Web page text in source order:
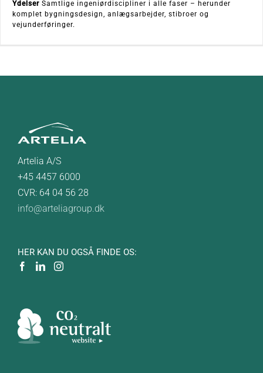
Ydelser Samtlige ingeniørdiscipliner i alle faser – herunder
komplet bygningsdesign, anlægsarbejder, stibroer og
vejunderføringer.
Artelia A/S
+45 4457 6000
CVR: 64 04 56 28
info@arteliagroup.dk
HER KAN DU OGSÅ FINDE OS: